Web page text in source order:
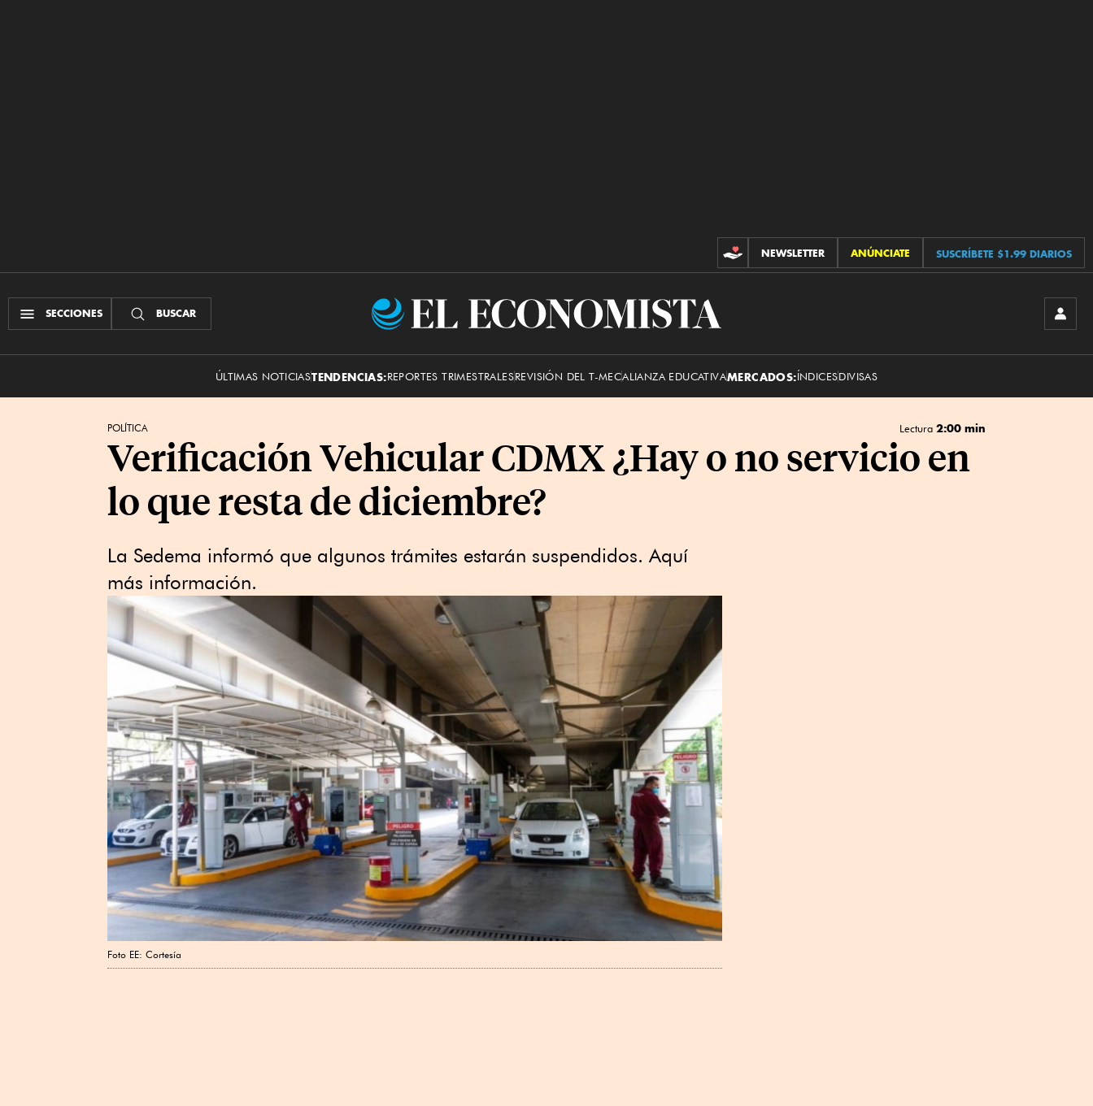
CONTRIBUCIONES
NEWSLETTER ANÚNCIATE SUSCRÍBETE $1.99 DIARIOS
SECCIONES BUSCAR
El
ÚLTIMAS NOTICIASTENDENCIAS:REPORTES TRIMESTRALESREVISIÓN DEL T-MECALIANZA EDUCATIVAMERCADOS:ÍNDICESDIVISAS
POLÍTICA Lectura 2:00 min
Verificación Vehicular CDMX ¿Hay o no servicio en
lo que resta de diciembre?
La Sedema informó que algunos trámites estarán suspendidos. Aquí
más información.
Foto EE: Cortesía